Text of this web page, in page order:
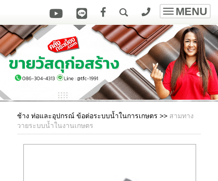
Toggle
MENU
ช้าง ท่อและอุปกรณ์ ข้อต่อระบบน้ำในการเกษตร >> สามทาง
วายระบบน้ำในงานเกษตร